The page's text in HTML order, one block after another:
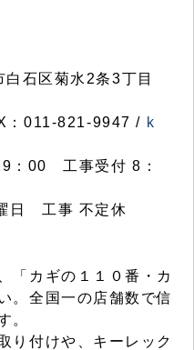
石区菊水2条3丁目
：011-821-9947 / k
：00 工事受付 8：
日 工事 不定休
「カギの１１０番・カ
。全国一の店舗数で信
。
り付けや、キーレック